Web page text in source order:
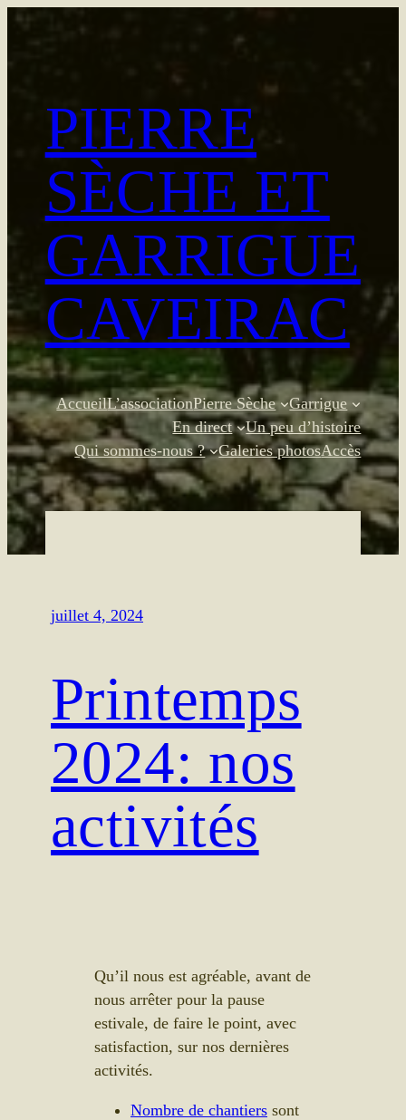
Aller
PIERRE
SÈCHE ET
GARRIGUE
CAVEIRAC
AccueilL’associationPierre Sèche
Garrigue
En direct
Un peu d’histoire
Qui sommes-nous ?
Galeries photosAccès
juillet 4, 2024
Printemps
2024: nos
activités
Qu’il nous est agréable, avant de
nous arrêter pour la pause
estivale, de faire le point, avec
satisfaction, sur nos dernières
activités.
Nombre de chantiers sont